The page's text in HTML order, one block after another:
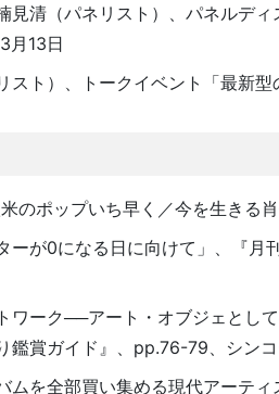
見清（パネリスト）、パネルデ
月13日
スト）、トークイベント「最新
のポップいち早く／今を生きる
ーが0になる日に向けて」、『
ワーク──アート・オブジェとし
鑑賞ガイド』、pp.76-79、シン
ムを全部買い集める現代アー